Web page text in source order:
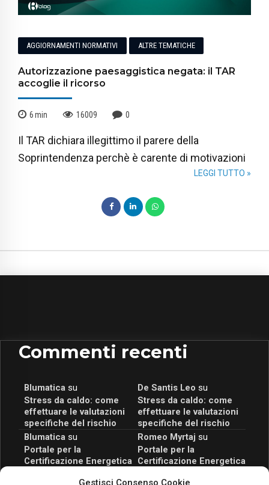
Gestisci Consenso Cookie
AGGIORNAMENTI NORMATIVI ALTRE TEMATICHE
Autorizzazione paesaggistica negata: il TAR
accoglie il ricorso
6min 16009 0
Il TAR dichiara illegittimo il parere della
Soprintendenza perchè è carente di motivazioni
LEGGI TUTTO »
Commenti recenti
Blumaticasu
Stress da caldo: come
effettuare le valutazioni
specifiche del rischio
De Santis Leo su
Stress da caldo: come
effettuare le valutazioni
specifiche del rischio
Blumaticasu
Portale per la
Certificazione Energetica
Romeo Myrtaj su
Portale per la
Certificazione Energetica